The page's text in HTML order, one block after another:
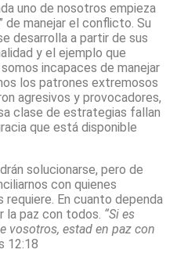
uno de nosotros empieza
de manejar el conflicto. Su
desarrolla a partir de sus
y el ejemplo que
incapaces de manejar
los patrones extremosos
agresivos y provocadores,
clase de estrategias fallan
que está disponible
solucionarse, pero de
con quienes
En cuanto dependa
la paz con todos. “Si es
vosotros, estad en paz con
12:18